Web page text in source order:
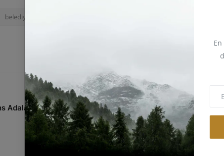
belediye
ÖNCEKI MAKALE
Adaları'nın Koruyucusu ve
Hizmetkarı
SONRAKI MAKALE
Ataşehir Belediyesi: Modern
Yaşam Merkezi